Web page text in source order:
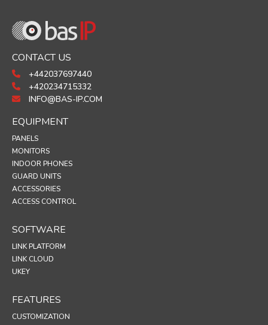
CONTACT US
+442037697440
+420234715332
INFO@BAS-IP.COM
EQUIPMENT
PANELS
MONITORS
INDOOR PHONES
GUARD UNITS
ACCESSORIES
ACCESS CONTROL
SOFTWARE
LINK PLATFORM
LINK CLOUD
UKEY
FEATURES
CUSTOMIZATION